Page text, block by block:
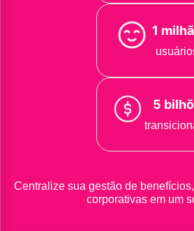
1
5
Centralize sua gestão de
corporativas em um